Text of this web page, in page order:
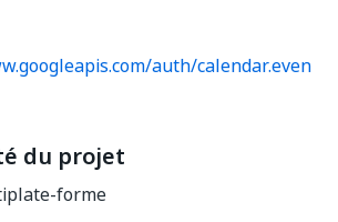
auth/calendar.even
du projet
forme